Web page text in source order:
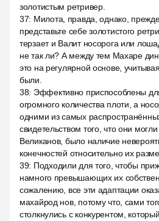
золотистым ретривер.
37: Милота, правда, однако,
представьте себе золотистого
терзает и Валит носорога или
не так ли? А между тем Махаре
это на регулярной основе,
были.
38: Эффективно приспособлены
огромного количества плоти, а
одними из самых
свидетельством того, что они
Великанов, было наличие
конечностей относительно их
39: Подходили для того, чтобы
намного превышающих их
сожалению, все эти адаптации
махайрод нов, потому что, сами
столкнулись с конкурентом,